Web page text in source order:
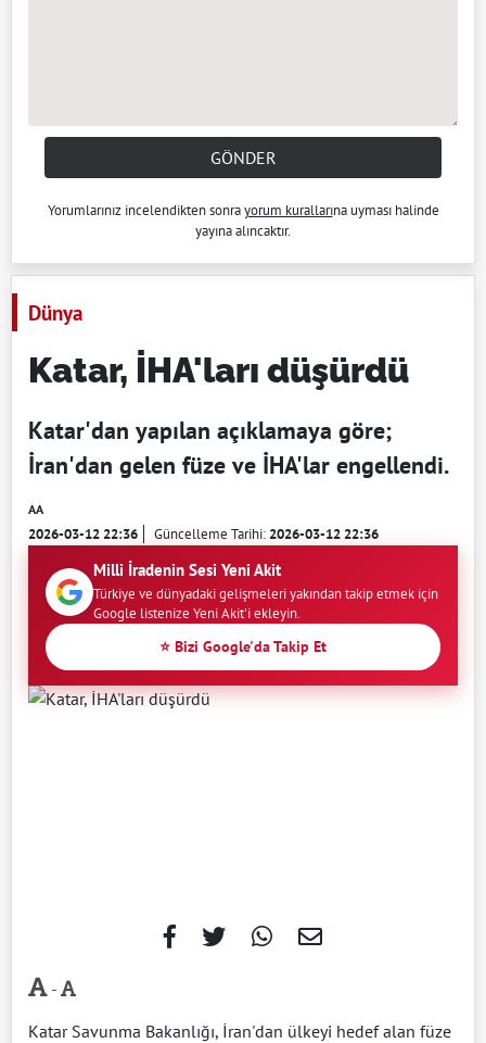
GÖNDER
Yorumlarınız incelendikten sonrayorum kurallarına uyması halinde
yayına alıncaktır.
Dünya
Katar, İHA'ları düşürdü
Katar'dan yapılan açıklamaya göre;
İran'dan gelen füze ve İHA'lar engellendi.
AA
2026-03-12 22:36 Güncelleme Tarihi:2026-03-12 22:36
Milli İradenin Sesi Yeni Akit
Türkiye ve dünyadaki gelişmeleri yakından takip etmek için
Google listenize Yeni Akit'i ekleyin.
⭐ Bizi Google'da Takip Et
-
Katar Savunma Bakanlığı, İran'dan ülkeyi hedef alan füze